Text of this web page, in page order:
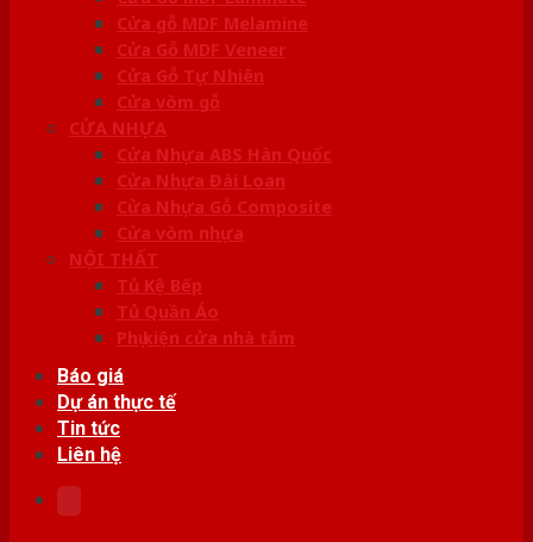
Cửa gỗ MDF Melamine
Cửa Gỗ MDF Veneer
Cửa Gỗ Tự Nhiên
Cửa vòm gỗ
CỬA NHỰA
Cửa Nhựa ABS Hàn Quốc
Cửa Nhựa Đài Loan
Cửa Nhựa Gỗ Composite
Cửa vòm nhựa
NỘI THẤT
Tủ Kệ Bếp
Tủ Quần Áo
Phụ kiện cửa nhà tắm
Báo giá
Dự án thực tế
Tin tức
Liên hệ